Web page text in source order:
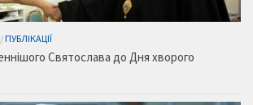
/ПУБЛІКАЦІЇ
Святослава до Дня хворого